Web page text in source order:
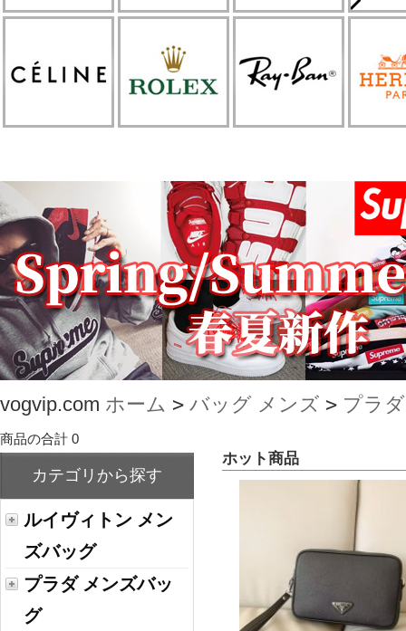
vogvip.com ホーム > バッグ メンズ > プラ
商品の合計 0
カテゴリから探す
ルイヴィトン メン
ズバッグ
プラダ メンズバッ
グ
ホット商品